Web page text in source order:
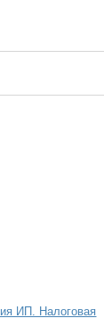
ИП. Налоговая